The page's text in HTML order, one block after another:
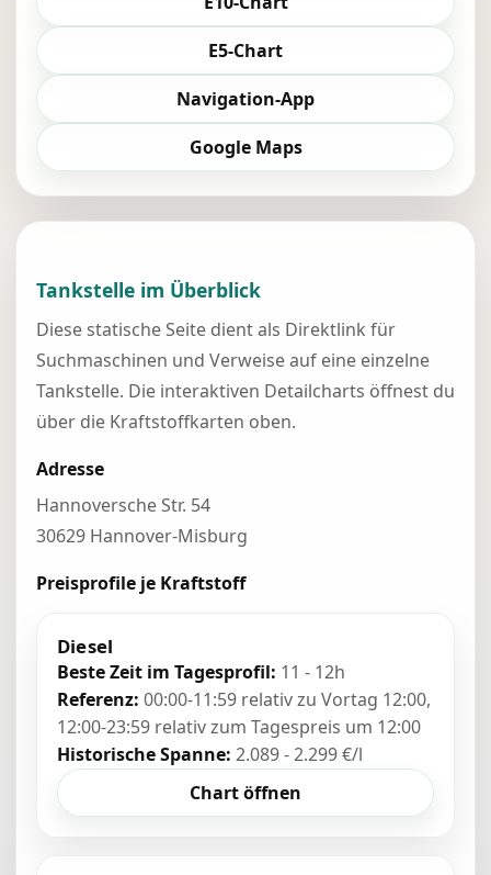
E5-Chart
Navigation-App
Google Maps
Tankstelle im Überblick
Diese statische Seite dient als Direktlink für
Suchmaschinen und Verweise auf eine einzelne
Tankstelle. Die interaktiven Detailcharts öffnest du
über die Kraftstoffkarten oben.
Adresse
Hannoversche Str. 54
30629 Hannover-Misburg
Preisprofile je Kraftstoff
Diesel
Beste Zeit im Tagesprofil: 11 - 12h
Referenz: 00:00-11:59 relativ zu Vortag 12:00,
12:00-23:59 relativ zum Tagespreis um 12:00
Historische Spanne: 2.089 - 2.299 €/l
Chart öffnen